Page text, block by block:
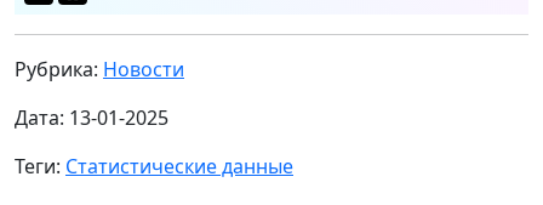
Рубрика: Новости
Дата: 13-01-2025
Теги: Статистические данные